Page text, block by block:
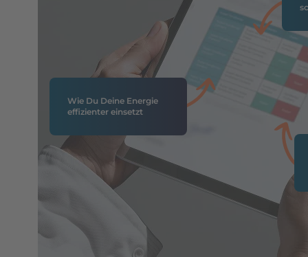
Wie Du Deine Energie
effizienter einsetzt